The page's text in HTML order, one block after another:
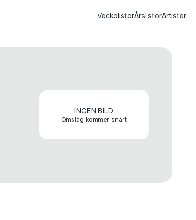
VeckolistorÅrslistorArtister
INGEN BILD
Omslag kommer snart